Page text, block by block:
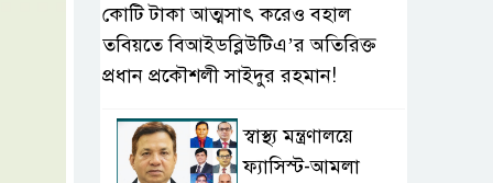
কোটি টাকা আত্মসাৎ করেও বহাল
তবিয়তে বিআইডব্লিউটিএ’র অতিরিক্ত
প্রধান প্রকৌশলী সাইদুর রহমান!
স্বাস্থ্য মন্ত্রণালয়ে
ফ্যাসিস্ট-আমলা